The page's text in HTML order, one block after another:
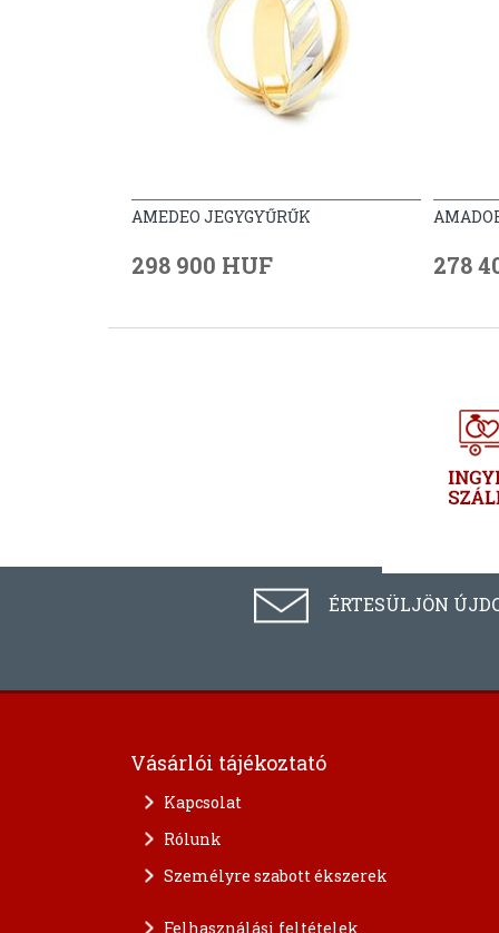
AMEDEO JEGYGYŰRŰK
298 900 HUF 278
ÉRTESÜLJÖN
Vásárlói tájékoztató
Kapcsolat
Rólunk
Személyre szabott ékszerek
Felhasználási feltételek